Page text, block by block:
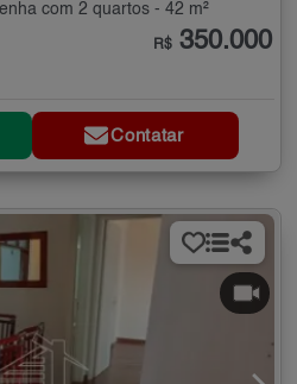
com 2 quartos - 42 m²
R$ 350.000
Contatar